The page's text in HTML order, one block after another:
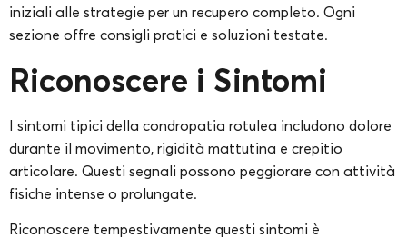
iniziali alle strategie per un recupero completo. Ogni
sezione offre consigli pratici e soluzioni testate.
Riconoscere i Sintomi
I sintomi tipici della condropatia rotulea includono dolore
durante il movimento, rigidità mattutina e crepitio
articolare. Questi segnali possono peggiorare con attività
fisiche intense o prolungate.
Riconoscere tempestivamente questi sintomi è